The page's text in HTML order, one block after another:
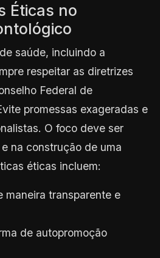
Éticas no
saúde, incluindo a
respeitar as diretrizes
Federal de
promessas exageradas e
O foco deve ser
na construção de uma
éticas incluem:
maneira transparente e
de autopromoção